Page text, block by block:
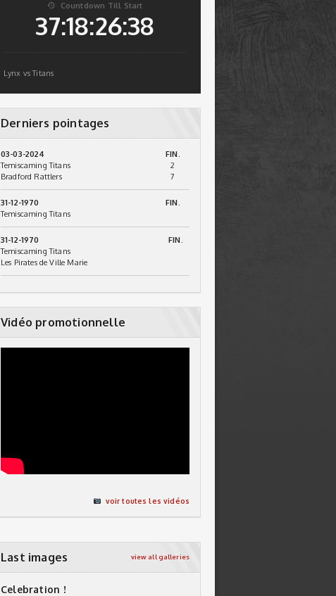
 Countdown Till Start
37:18:26:37
Lynx vs Titans
Derniers pointages
03-03-2024
FIN.
Temiscaming Titans
2
Bradford Rattlers
7
31-12-1970
FIN.
Temiscaming Titans
31-12-1970
FIN.
Temiscaming Titans
Les Pirates de Ville Marie
Vidéo promotionnelle
voir toutes les vidéos
Last images view all galleries
Celebration !